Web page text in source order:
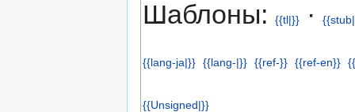
Шаблоны: {{tl|}} ·
{{lang-ja|}} {{lang-|}} {{ref-}} {{ref-en}}
{{Unsigned|}}